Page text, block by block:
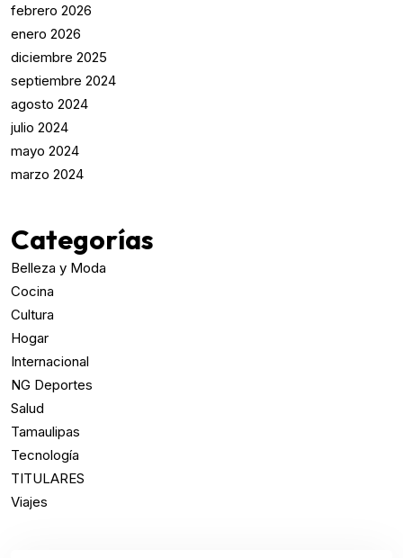
febrero 2026
enero 2026
diciembre 2025
septiembre 2024
agosto 2024
julio 2024
mayo 2024
marzo 2024
Categorías
Belleza y Moda
Cocina
Cultura
Hogar
Internacional
NG Deportes
Salud
Tamaulipas
Tecnología
TITULARES
Viajes